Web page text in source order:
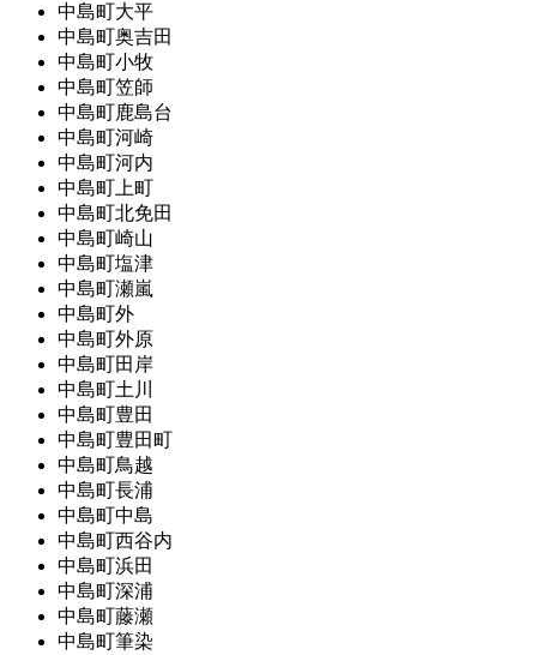
中島町大平
中島町奥吉田
中島町小牧
中島町笠師
中島町鹿島台
中島町河崎
中島町河内
中島町上町
中島町北免田
中島町崎山
中島町塩津
中島町瀬嵐
中島町外
中島町外原
中島町田岸
中島町土川
中島町豊田
中島町豊田町
中島町鳥越
中島町長浦
中島町中島
中島町西谷内
中島町浜田
中島町深浦
中島町藤瀬
中島町筆染